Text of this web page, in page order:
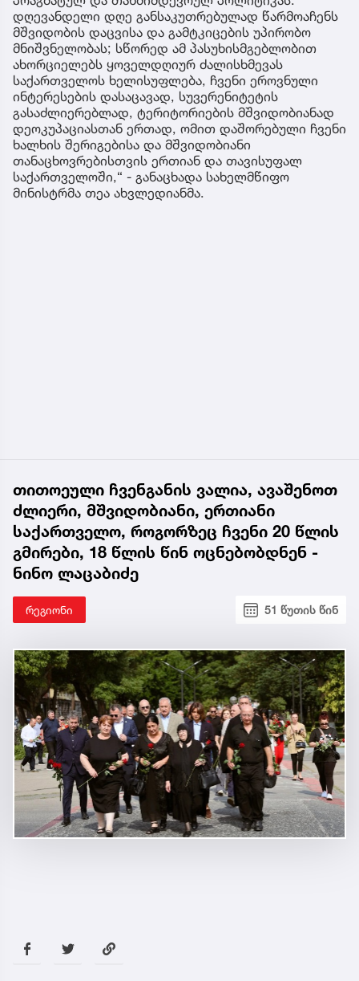
დღევანდელი დღე განსაკუთრებულად წარმოაჩენს
მშვიდობის დაცვისა და გამტკიცების უპირობო
მნიშვნელობას; სწორედ ამ პასუხისმგებლობით
ახორციელებს ყოველდღიურ ძალისხმევას
საქართველოს ხელისუფლება, ჩვენი ეროვნული
ინტერესების დასაცავად, სუვერენიტეტის
გასაძლიერებლად, ტერიტორიების მშვიდობიანად
დეოკუპაციასთან ერთად, ომით დაშორებული ჩვენი
ხალხის შერიგებისა და მშვიდობიანი
თანაცხოვრებისთვის ერთიან და თავისუფალ
საქართველოში,“ - განაცხადა სახელმწიფო
მინისტრმა თეა ახვლედიანმა.
თითოეული ჩვენგანის ვალია, ავაშენოთ
ძლიერი, მშვიდობიანი, ერთიანი
საქართველო, როგორზეც ჩვენი 20 წლის
გმირები, 18 წლის წინ ოცნებობდნენ -
ნინო ლაცაბიძე
რეგიონი 51 წუთის წინ